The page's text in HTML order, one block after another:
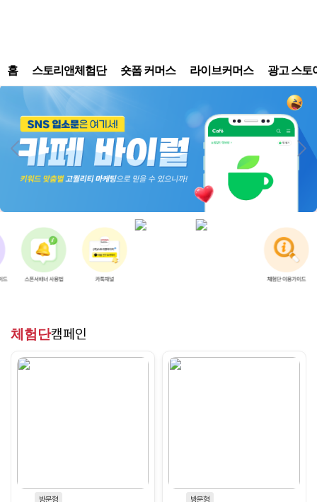
홈 스토리앤체험단 숏폼 커머스 라이브커머스 광고 스토
체험단캠페인
방문형 방문형